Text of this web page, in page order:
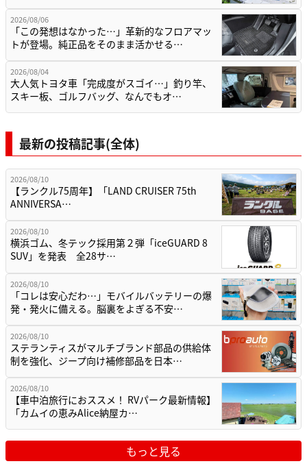
2026/08/06
「この発想はなかった…」革新的なフロアマッ
トが登場。純正品をそのまま活かせる…
2026/08/04
大人気トヨタ車「完成度がスゴイ…」釣り竿、
スキー板、ゴルフバッグ、なんでもオ…
最新の投稿記事(全体)
2026/08/10
【ランクル75周年】「LAND CRUISER 75th
ANNIVERSA…
2026/08/10
横浜ゴム、冬テック採用第２弾「iceGUARD 8
SUV」を発表 全28サ…
2026/08/10
「コレは安心だわ…」モバイルバッテリーの爆
発・発火に備える。脳裏をよぎる不安…
2026/08/10
ステランティスがマルチブランド部品の供給体
制を強化、ジープ向け補修部品を日本…
2026/08/10
【車中泊旅行におススメ！ RVパーク最新情報】
「カムイの恵みAlice納屋カ…
もっと見る